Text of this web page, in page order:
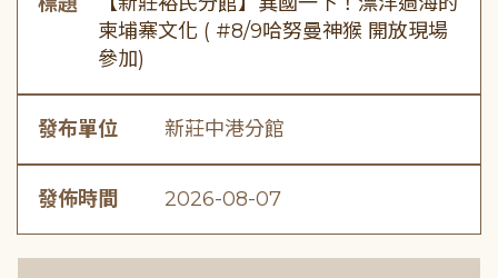
柬埔寨文化 ( #8/9哈努曼神猴 開放現場
參加)
發布單位 新莊中港分館
發佈時間 2026-08-07